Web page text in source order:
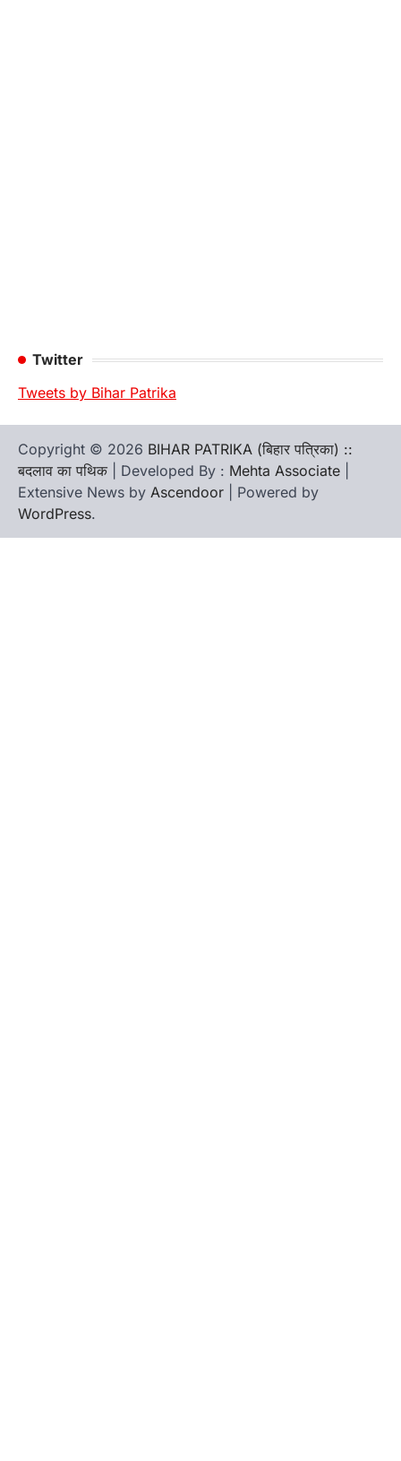
Twitter
Tweets by Bihar Patrika
Copyright © 2026 BIHAR PATRIKA (बिहार पत्रिका) ::
बदलाव का पथिक | Developed By : Mehta Associate
Extensive News by Ascendoor | Powered by
WordPress.